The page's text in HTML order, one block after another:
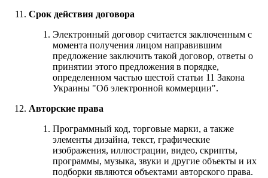
Срок действия договора
Электронный договор считается заключенным с
момента получения лицом направившим
предложение заключить такой договор, ответы о
принятии этого предложения в порядке,
определенном частью шестой статьи 11 Закона
Украины "Об электронной коммерции".
Авторские права
Программный код, торговые марки, а также
элементы дизайна, текст, графические
изображения, иллюстрации, видео, скрипты,
программы, музыка, звуки и другие объекты и их
подборки являются объектами авторского права.